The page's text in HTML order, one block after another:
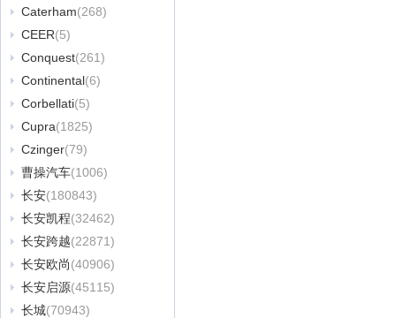
Caterham(268)
CEER(5)
Conquest(261)
Continental(6)
Corbellati(5)
Cupra(1825)
Czinger(79)
曹操汽车(1006)
长安(180843)
长安凯程(32462)
长安跨越(22871)
长安欧尚(40906)
长安启源(45115)
长城(70943)